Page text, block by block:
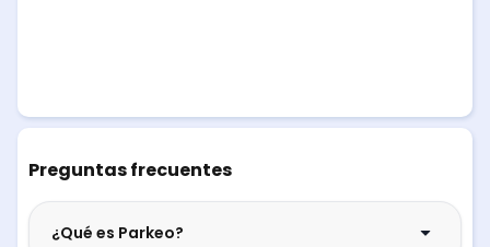
Preguntas frecuentes
¿Qué es Parkeo?